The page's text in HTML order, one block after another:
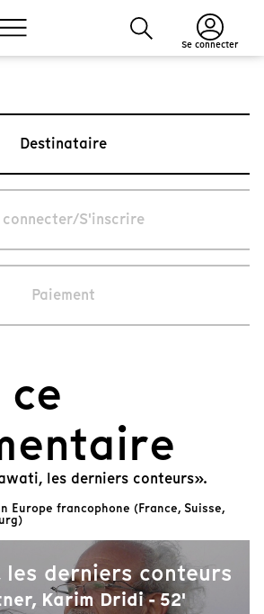
Se connecter
Destinataire
connecter/S'inscrire
Paiement
les derniers conteurs».
Europe francophone (France, Suisse,
les derniers conteurs
Karim Dridi - 52'